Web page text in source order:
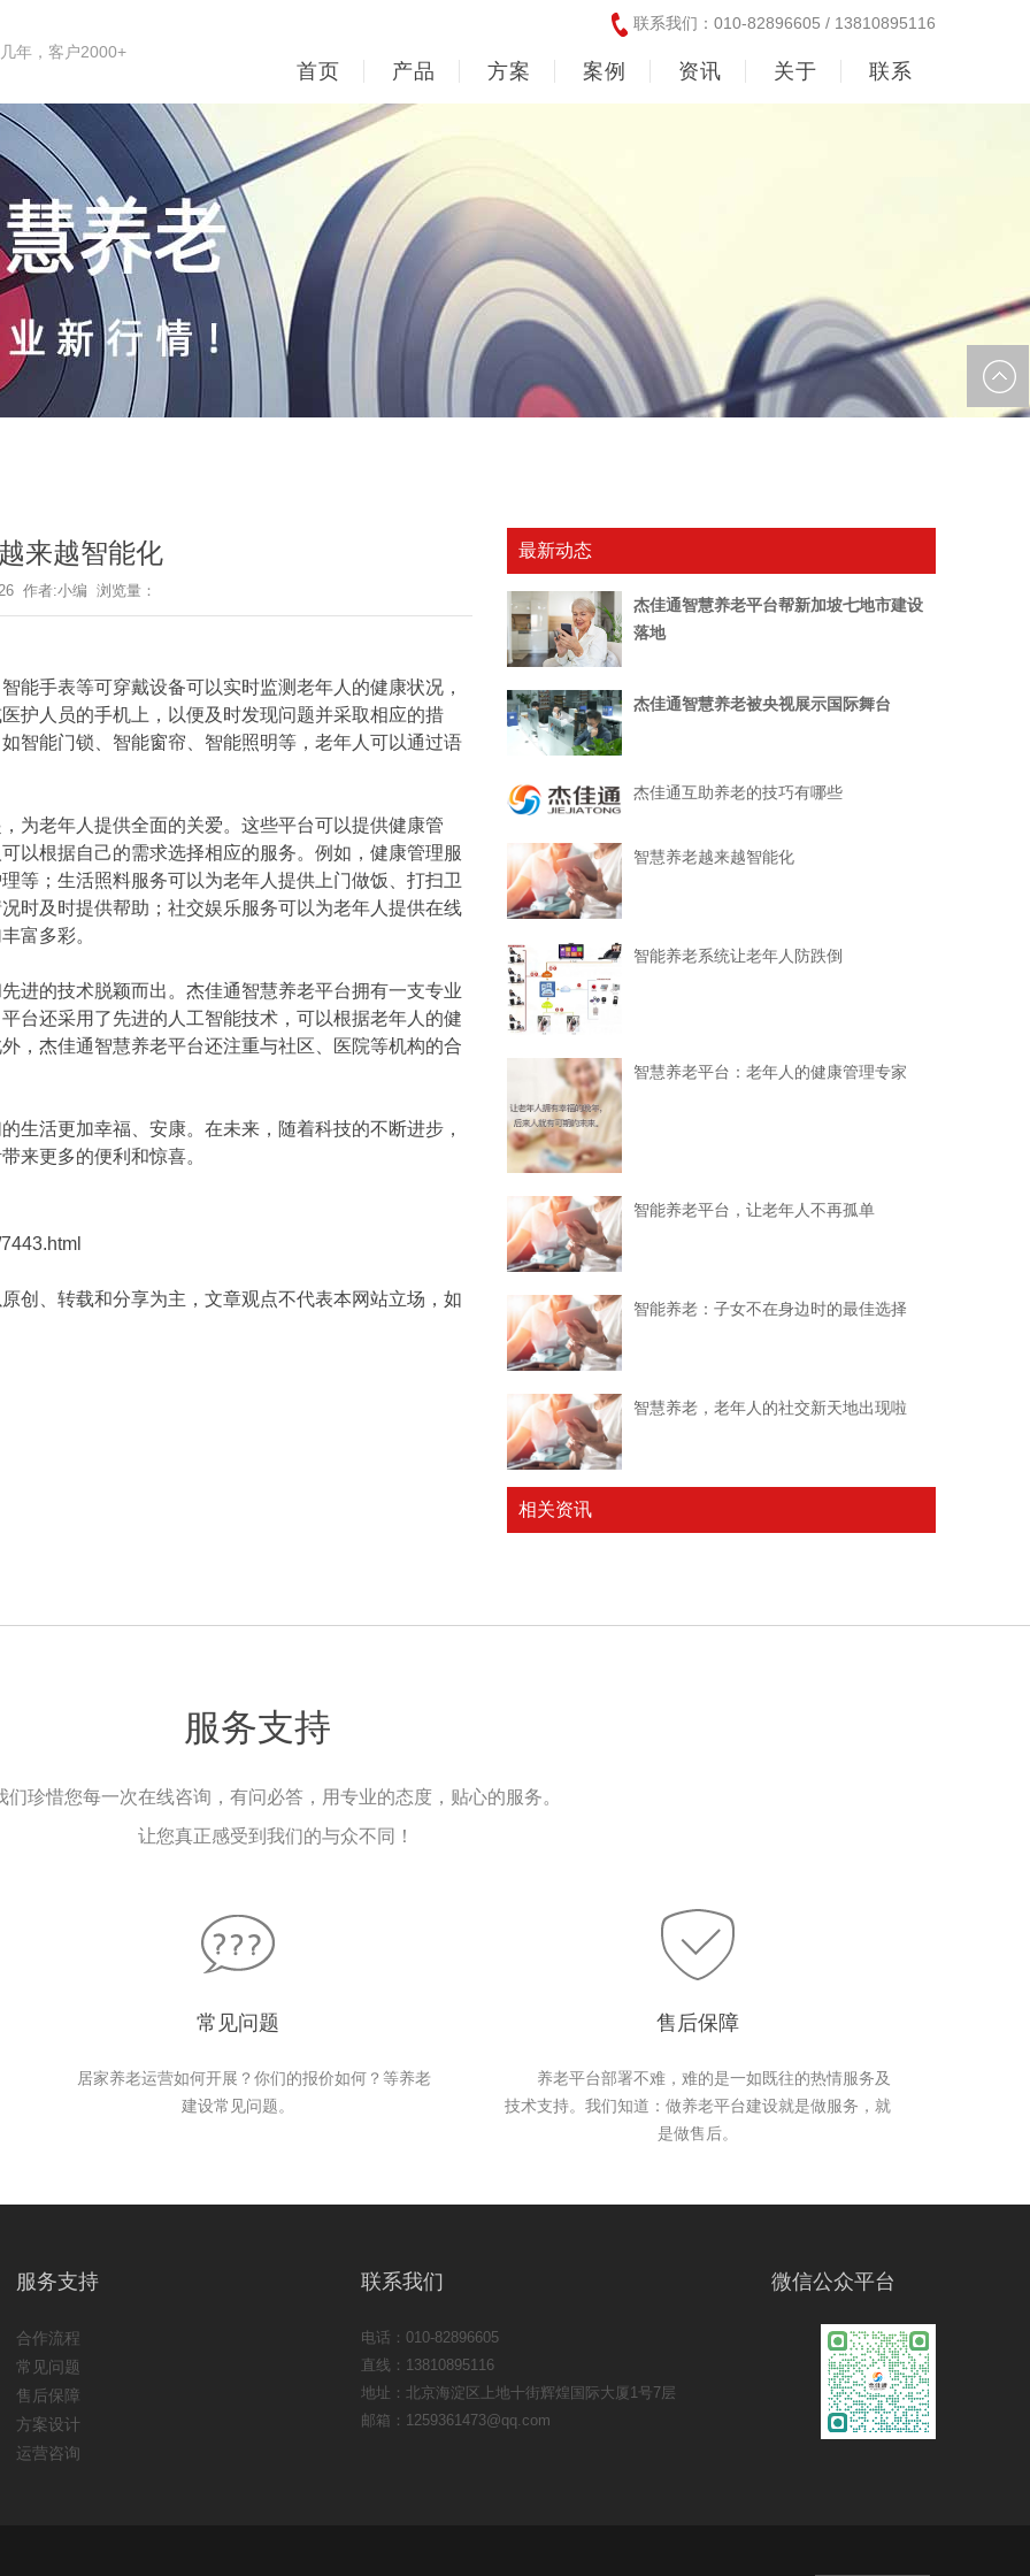
年，客户2000+
联系我们：010-82896605 / 13810895116
首页 产品 方案 案例 资讯 关于 联系
来越智能化
作者:小编 浏览量：
能手表等可穿戴设备可以实时监测老年人的健康状况，
护人员的手机上，以便及时发现问题并采取相应的措
智能门锁、智能窗帘、智能照明等，老年人可以通过语
为老年人提供全面的关爱。这些平台可以提供健康管
以根据自己的需求选择相应的服务。例如，健康管理服
等；生活照料服务可以为老年人提供上门做饭、打扫卫
时及时提供帮助；社交娱乐服务可以为老年人提供在线
富多彩。
进的技术脱颖而出。杰佳通智慧养老平台拥有一支专业
台还采用了先进的人工智能技术，可以根据老年人的健
，杰佳通智慧养老平台还注重与社区、医院等机构的合
生活更加幸福、安康。在未来，随着科技的不断进步，
来更多的便利和惊喜。
创、转载和分享为主，文章观点不代表本网站立场，如
最新动态
杰佳通智慧养老平台帮新加坡七地市建设
落地
杰佳通智慧养老被央视展示国际舞台
杰佳通互助养老的技巧有哪些
智慧养老越来越智能化
智能养老系统让老年人防跌倒
智慧养老平台：老年人的健康管理专家
智能养老平台，让老年人不再孤单
智能养老：子女不在身边时的最佳选择
智慧养老，老年人的社交新天地出现啦
相关资讯
服务支持
们珍惜您每一次在线咨询，有问必答，用专业的态度，贴心的服务。
让您真正感受到我们的与众不同！
常见问题
居家养老运营如何开展？你们的报价如何？等养老
建设常见问题。
售后保障
养老平台部署不难，难的是一如既往的热情服务及
技术支持。我们知道：做养老平台建设就是做服务，就
是做售后。
服务支持
合作流程
常见问题
售后保障
方案设计
运营咨询
联系我们
电话：010-82896605
直线：13810895116
地址：北京海淀区上地十街辉煌国际大厦1号7层
邮箱：1259361473@qq.com
微信公众平台